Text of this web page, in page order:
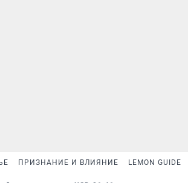
ПРИЗНАНИЕ И ВЛИЯНИЕ LEMON GUIDE